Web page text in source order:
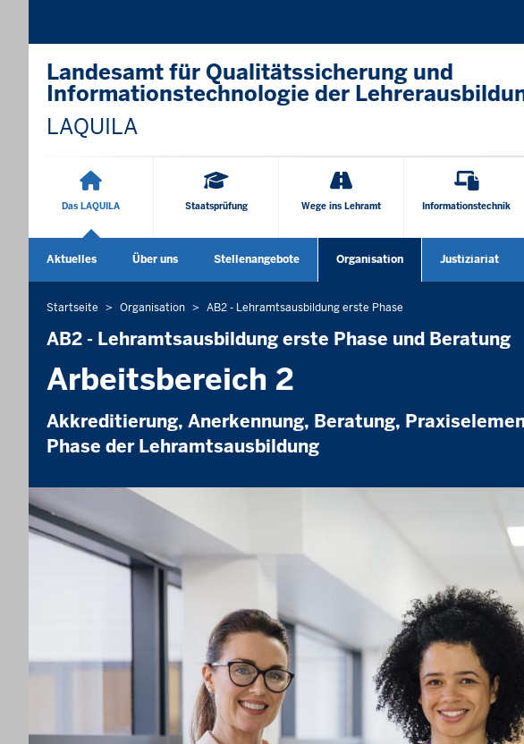
Landesamt für Qualitätssicherung und
Informationstechnologie der
LAQUILA
Hauptnavigation
Das LAQUILA Staatsprüfung Wege ins Lehramt Informationstechnik
Aktuelles Über uns Stellenangebote Organisation
Untermenü
Justiziariat
Sie
befinden
hier
Startseite Organisation AB2 - Lehramtsausbildung erste Phase
AB2 - Lehramtsausbildung erste Phase und Beratung
Arbeitsbereich 2
Akkreditierung, Anerkennung, Beratung,
Phase der Lehramtsausbildung